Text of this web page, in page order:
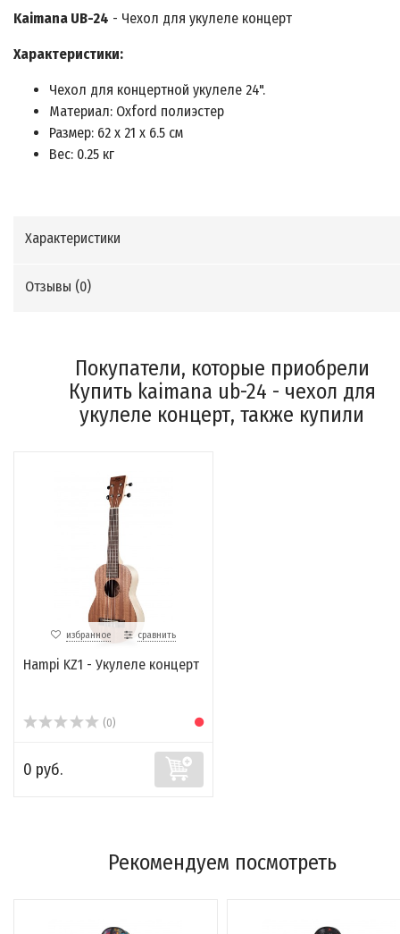
Kaimana UB-24 - Чехол для укулеле концерт
Характеристики:
Чехол для концертной укулеле 24".
Материал: Oxford полиэстер
Размер: 62 х 21 х 6.5 см
Вес: 0.25 кг
Характеристики
Отзывы (0)
Покупатели, которые приобрели
Купить kaimana ub-24 - чехол для
укулеле концерт, также купили
избранное сравнить
Hampi KZ1 - Укулеле концерт
(0)
0 руб.
Рекомендуем посмотреть